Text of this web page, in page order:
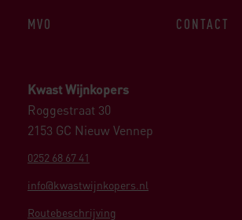
Kwast Wijnkopers
Roggestraat 30
2153 GC Nieuw Vennep
0252 68 67 41
info@kwastwijnkopers.nl
Routebeschrijving
MVO
CONTACT